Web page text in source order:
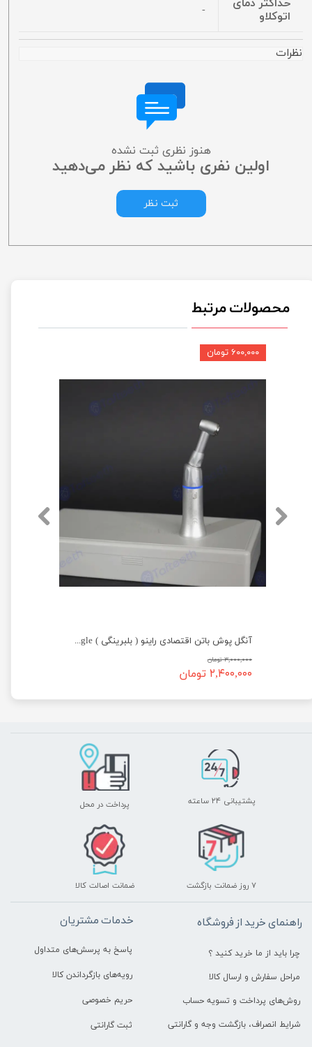
حداکثر دمای
اتوکلاو
-
نظرات
هنوز نظری ثبت نشده
اولین نفری باشید که نظر می‌دهید
ثبت نظر
محصولات مرتبط
آنگل پوش باتن اقتصادی راینو ( بلبرینگی ) Rhino Economic Push Button Contra Angle
۳,۰۰۰,۰۰۰ تومان
۲,۴۰۰,۰۰۰ تومان
۶۰۰,۰۰۰ تومان
پشتیبانی ۲۴ ساعته پرداخت در محل
۷ روز ضمانت بازگشت ضمانت اصالت کالا
راهنمای خرید از فروشگاه
چرا باید از ما خرید کنید ؟
مراحل سفارش و ارسال کالا
روش‌های پرداخت و تسویه حساب
شرایط انصراف، بازگشت وجه و گارانتی
خدمات مشتریان
پاسخ به پرسش‌های متداول
رویه‌های بازگرداندن کالا
حریم خصوصی
ثبت گارانتی